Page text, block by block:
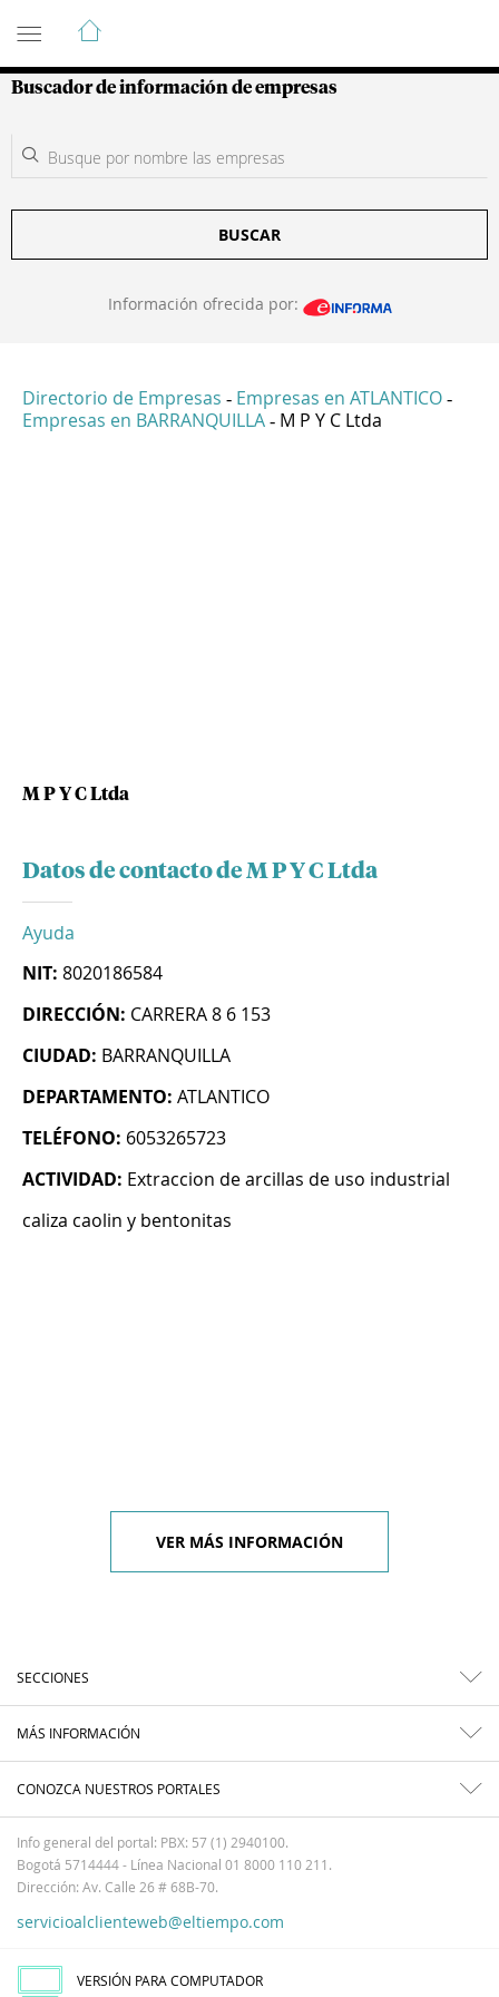
Guía de Empresas Colombianas
Buscador de información de empresas
BUSCAR
Información ofrecida por:
Directorio de Empresas - Empresas en ATLANTICO -
Empresas en BARRANQUILLA - M P Y C Ltda
M P Y C Ltda
Datos de contacto de M P Y C Ltda
Ayuda
NIT: 8020186584
DIRECCIÓN: CARRERA 8 6 153
CIUDAD: BARRANQUILLA
DEPARTAMENTO: ATLANTICO
TELÉFONO: 6053265723
ACTIVIDAD: Extraccion de arcillas de uso industrial
caliza caolin y bentonitas
VER MÁS INFORMACIÓN
SECCIONES
MÁS INFORMACIÓN
CONOZCA NUESTROS PORTALES
Info general del portal: PBX: 57 (1) 2940100.
Bogotá 5714444 - Línea Nacional 01 8000 110 211.
Dirección: Av. Calle 26 # 68B-70.
servicioalclienteweb@eltiempo.com
VERSIÓN PARA COMPUTADOR